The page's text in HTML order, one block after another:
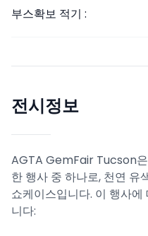
부스확보 적기 :
전시정보
AGTA GemFair Tucson
한 행사 중 하나로, 천연 유
쇼케이스입니다. 이 행사
니다: